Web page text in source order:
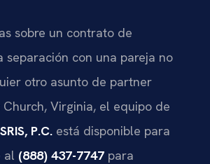
sobre un contrato de
separación con una pareja no
otro asunto de partner
Virginia, el equipo de
P.C. está disponible para
al (888) 437-7747 para